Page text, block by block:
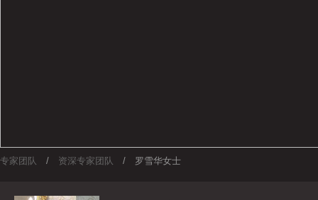
专家团队 / 资深专家团队 / 罗雪华女士